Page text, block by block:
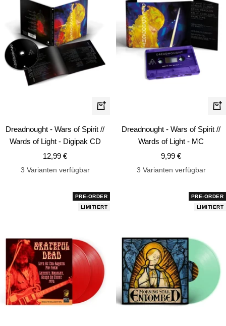
In
den
Dreadnought - Wars of Spirit //
Wards of Light - Digipak CD
Angebotspreis
12,99 €
3 Varianten verfügbar
In
Dreadnought - Wars of Spirit //
Wards of Light - MC
Angebotspreis
9,99 €
3 Varianten verfügbar
PRE-ORDER
LIMITIERT
PRE-ORDER
LIMITIERT